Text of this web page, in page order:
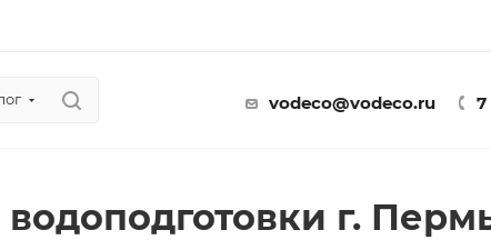
vodeco@vodeco.ru 7
г.